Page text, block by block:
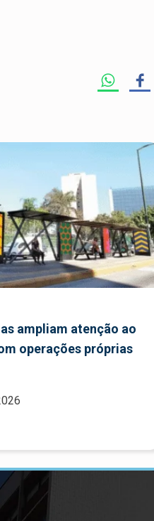
ampliam atenção ao
operações próprias